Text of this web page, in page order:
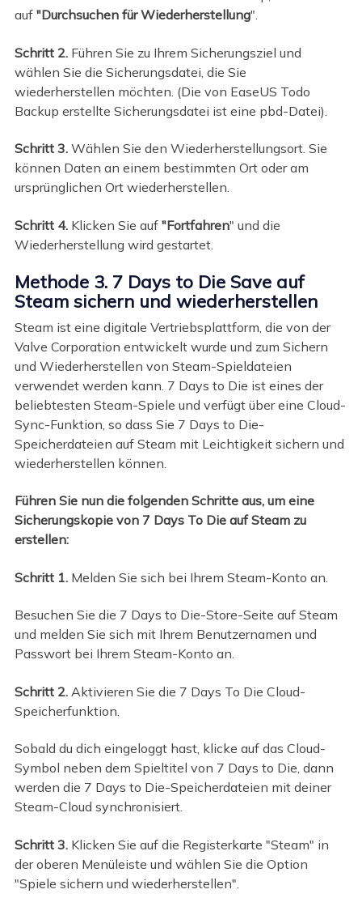
auf "Durchsuchen für Wiederherstellung".
Schritt 2.Führen Sie zu Ihrem Sicherungsziel und
wählen Sie die Sicherungsdatei, die Sie
wiederherstellen möchten. (Die von EaseUS Todo
Backup erstellte Sicherungsdatei ist eine pbd-Datei).
Schritt 3.Wählen Sie den Wiederherstellungsort. Sie
können Daten an einem bestimmten Ort oder am
ursprünglichen Ort wiederherstellen.
Schritt 4.Klicken Sie auf "Fortfahren" und die
Wiederherstellung wird gestartet.
Methode 3. 7 Days to Die Save auf
Steam sichern und wiederherstellen
Steam ist eine digitale Vertriebsplattform, die von der
Valve Corporation entwickelt wurde und zum Sichern
und Wiederherstellen von Steam-Spieldateien
verwendet werden kann. 7 Days to Die ist eines der
beliebtesten Steam-Spiele und verfügt über eine Cloud-
Sync-Funktion, so dass Sie 7 Days to Die-
Speicherdateien auf Steam mit Leichtigkeit sichern und
wiederherstellen können.
Führen Sie nun die folgenden Schritte aus, um eine
Sicherungskopie von 7 Days To Die auf Steam zu
erstellen:
Schritt 1.Melden Sie sich bei Ihrem Steam-Konto an.
Besuchen Sie die 7 Days to Die-Store-Seite auf Steam
und melden Sie sich mit Ihrem Benutzernamen und
Passwort bei Ihrem Steam-Konto an.
Schritt 2. Aktivieren Sie die 7 Days To Die Cloud-
Speicherfunktion.
Sobald du dich eingeloggt hast, klicke auf das Cloud-
Symbol neben dem Spieltitel von 7 Days to Die, dann
werden die 7 Days to Die-Speicherdateien mit deiner
Steam-Cloud synchronisiert.
Schritt 3. Klicken Sie auf die Registerkarte "Steam" in
der oberen Menüleiste und wählen Sie die Option
"Spiele sichern und wiederherstellen".